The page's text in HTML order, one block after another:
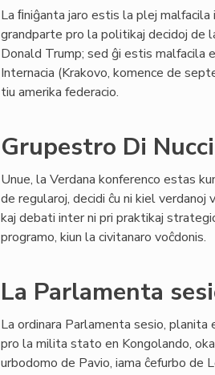
La ﬁniĝanta jaro estis la plej
grandparte pro la politikaj decidoj de
Donald Trump; sed ĝi estis malfacila
Internacia (Krakovo, komence de
tiu amerika federacio.
Grupestro Di
Unue, la Verdana konferenco estas
de regularoj, decidi ĉu ni kiel
kaj debati inter ni pri praktikaj
programo, kiun la civitanaro voĉdonis.
La Parlamenta
La ordinara Parlamenta sesio,
pro la milita stato en Kongolando,
urbodomo de Pavio, iama ĉefurbo de